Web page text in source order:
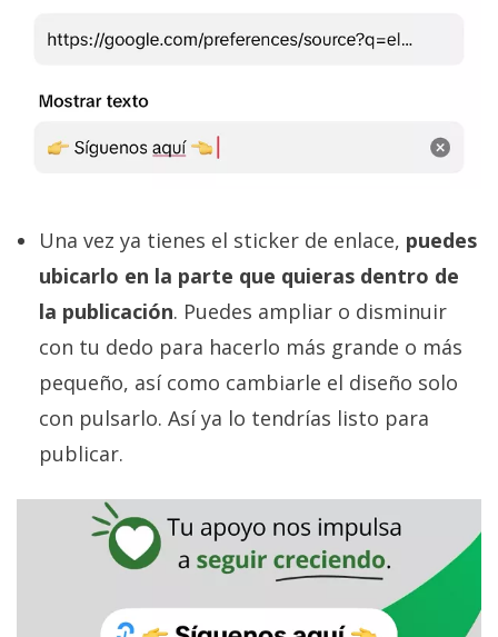
Una vez ya tienes el sticker de enlace, puedes
ubicarlo en la parte que quieras dentro de
la publicación. Puedes ampliar o disminuir
con tu dedo para hacerlo más grande o más
pequeño, así como cambiarle el diseño solo
con pulsarlo. Así ya lo tendrías listo para
publicar.